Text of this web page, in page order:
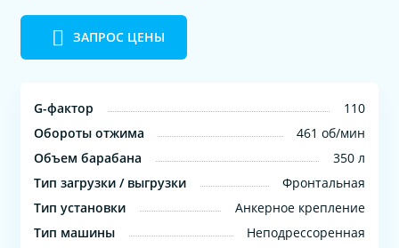
ЗАПРОС ЦЕНЫ
G-фактор
110
Обороты отжима
461 об/мин
Объем барабана
350 л
Тип загрузки / выгрузки
Фронтальная
Тип установки
Анкерное крепление
Тип машины
Неподрессоренная